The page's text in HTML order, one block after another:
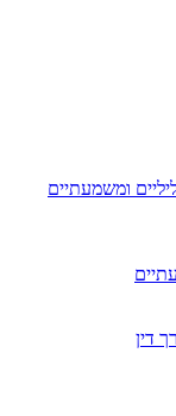
ומשמעתיים
דין